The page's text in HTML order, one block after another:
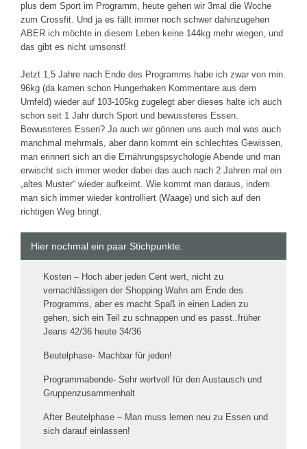
plus dem Sport im Programm, heute gehen wir 3mal die Woche
zum Crossfit. Und ja es fällt immer noch schwer dahinzugehen
ABER ich möchte in diesem Leben keine 144kg mehr wiegen, und
das gibt es nicht umsonst!
Jetzt 1,5 Jahre nach Ende des Programms habe ich zwar von min.
96kg (da kamen schon Hungerhaken Kommentare aus dem
Umfeld) wieder auf 103-105kg zugelegt aber dieses halte ich auch
schon seit 1 Jahr durch Sport und bewussteres Essen.
Bewussteres Essen? Ja auch wir gönnen uns auch mal was auch
manchmal mehrmals, aber dann kommt ein schlechtes Gewissen,
man erinnert sich an die Ernährungspsychologie Abende und man
erwischt sich immer wieder dabei das auch nach 2 Jahren mal ein
„altes Muster“ wieder aufkeimt. Wie kommt man daraus, indem
man sich immer wieder kontrolliert (Waage) und sich auf den
richtigen Weg bringt.
Hier nochmal ein paar Stichpunkte.
Kosten – Hoch aber jeden Cent wert, nicht zu
vernachlässigen der Shopping Wahn am Ende des
Programms, aber es macht Spaß in einen Laden zu
gehen, sich ein Teil zu schnappen und es passt..früher
Jeans 42/36 heute 34/36
Beutelphase- Machbar für jeden!
Programmabende- Sehr wertvoll für den Austausch und
Gruppenzusammenhalt
After Beutelphase – Man muss lernen neu zu Essen und
sich darauf einlassen!